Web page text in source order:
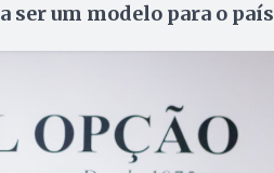
ser um modelo para o país